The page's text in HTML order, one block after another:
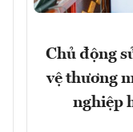
Chủ động
vệ thương
nghiệp